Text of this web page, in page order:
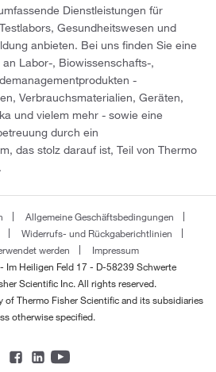
Dienstleistungen für
Gesundheitswesen und
anbieten. Bei uns finden Sie eine
Labor-, Biowissenschafts-,
-
Verbrauchsmaterialien, Geräten,
und vielem mehr - sowie eine
durch ein
das stolz darauf ist, Teil von Thermo
Allgemeine Geschäftsbedingungen
Widerrufs- und Rückgaberichtlinien
werden
Impressum
Im Heiligen Feld 17 - D-58239 Schwerte
Scientific Inc. All rights reserved.
of Thermo Fisher Scientific and its subsidiaries
otherwise specified.